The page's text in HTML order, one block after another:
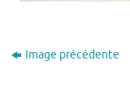
Image précédente